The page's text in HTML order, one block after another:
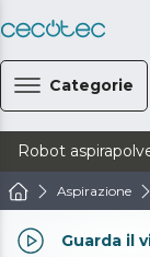
Categorie
Robot
Aspirazione
Guarda il